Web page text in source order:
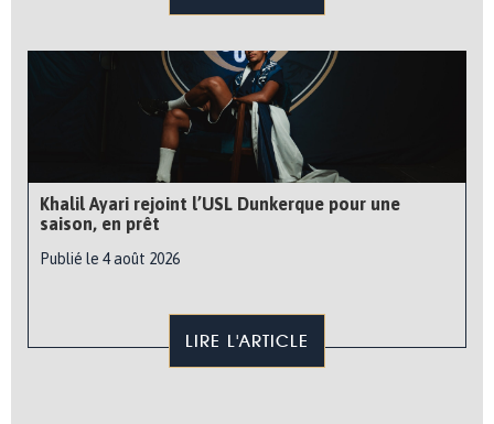
Khalil Ayari rejoint l’USL Dunkerque pour une
saison, en prêt
Publié le 4 août 2026
LIRE L'ARTICLE